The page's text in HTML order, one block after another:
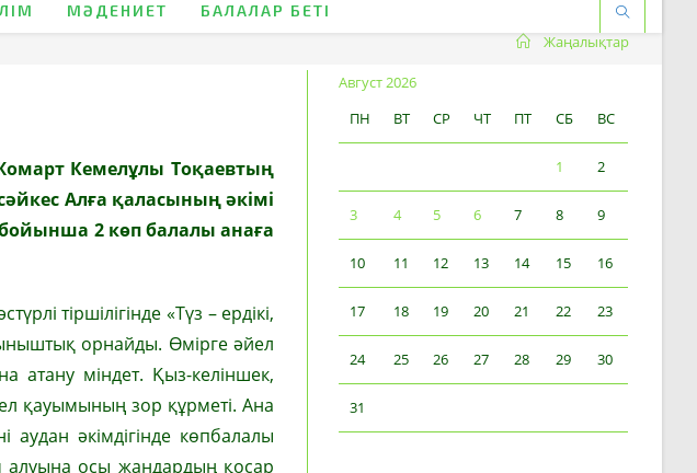
МӘДЕНИЕТ БАЛАЛАР БЕТІ
Жаңалықтар
Кемелұлы Тоқаевтың
Алға қаласының әкімі
2 көп балалы анаға
тіршілігінде «Түз – ердікі,
орнайды. Өмірге әйел
атану міндет. Қыз-келіншек,
қауымының зор құрметі. Ана
аудан әкімдігінде көпбалалы
алуына осы жандардың қосар
Август 2026
ПН
ВТ СР ЧТ ПТ СБ ВС
1 2
3 4 5 6 7 8 9
10 11 12 13 14 15 16
17 18 19 20 21 22 23
24 25 26 27 28 29 30
31